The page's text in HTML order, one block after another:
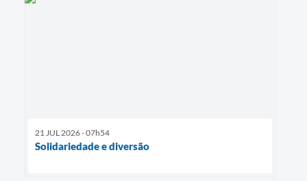
21 JUL 2026 - 07h54
Solidariedade e diversão